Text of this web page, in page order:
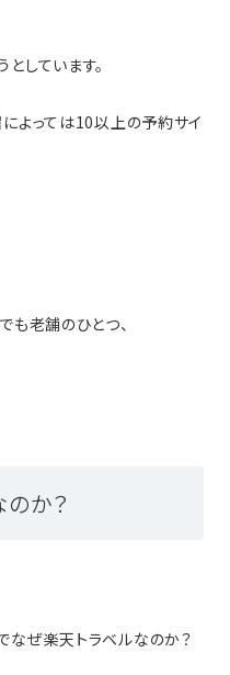
しています。
よっては10以上の予約サイ
も老舗のひとつ、
か？
なぜ楽天トラベルなのか？